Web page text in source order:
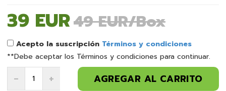
39 EUR49 EUR/Box
Acepto la suscripción Términos y condiciones
**Debe aceptar los Términos y condiciones para continuar.
Quantity
AGREGAR AL CARRITO